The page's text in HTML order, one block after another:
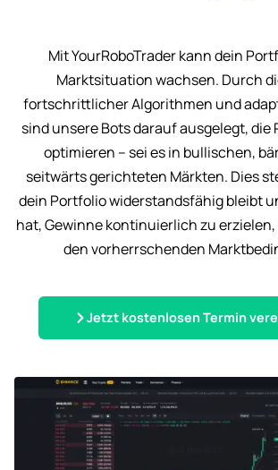
Mit YourRoboTrader kann dein
Marktsituation wachsen. Durch
fortschrittlicher Algorithmen und
sind unsere Bots darauf ausgelegt, die
optimieren – sei es in bullischen,
seitwärts gerichteten Märkten. Dies
dein Portfolio widerstandsfähig bleibt
hat, Gewinne kontinuierlich zu
den vorherrschenden
Jetzt kostenlosen Termin